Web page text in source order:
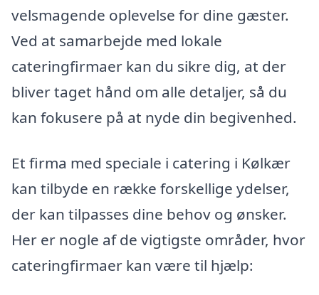
velsmagende oplevelse for dine gæster.
Ved at samarbejde med lokale
cateringfirmaer kan du sikre dig, at der
bliver taget hånd om alle detaljer, så du
kan fokusere på at nyde din begivenhed.
Et firma med speciale i catering i Kølkær
kan tilbyde en række forskellige ydelser,
der kan tilpasses dine behov og ønsker.
Her er nogle af de vigtigste områder, hvor
cateringfirmaer kan være til hjælp: